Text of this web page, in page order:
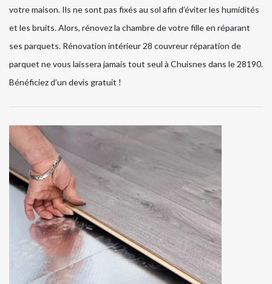
votre maison. Ils ne sont pas fixés au sol afin d’éviter les humidités
et les bruits. Alors, rénovez la chambre de votre fille en réparant
ses parquets. Rénovation intérieur 28 couvreur réparation de
parquet ne vous laissera jamais tout seul à Chuisnes dans le 28190.
Bénéficiez d’un devis gratuit !